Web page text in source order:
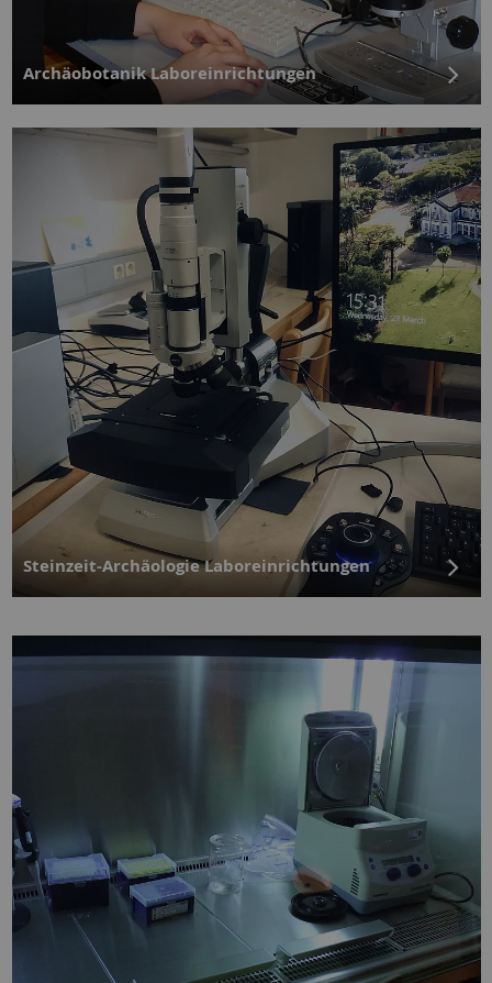
Archäobotanik Laboreinrichtungen
Steinzeit-Archäologie Laboreinrichtungen